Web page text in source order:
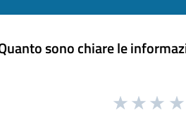
sono chiare le